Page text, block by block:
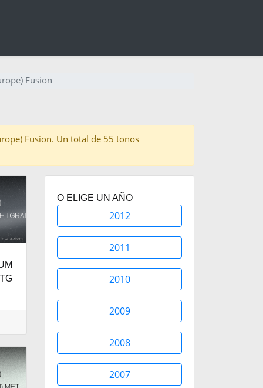
Fusion
Fusion. Un total de 55 tonos
O ELIGE UN AÑO
2012
2011
2010
2009
2008
2007